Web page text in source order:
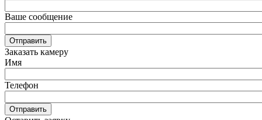
Ваше сообщение
Отправить
Заказать камеру
Имя
Телефон
Отправить